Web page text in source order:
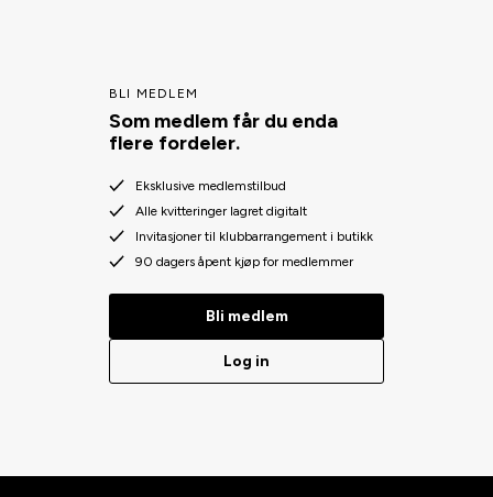
BLI MEDLEM
Som medlem får du enda
flere fordeler.
Eksklusive medlemstilbud
Alle kvitteringer lagret digitalt
Invitasjoner til klubbarrangement i butikk
90 dagers åpent kjøp for medlemmer
Bli medlem
Log in